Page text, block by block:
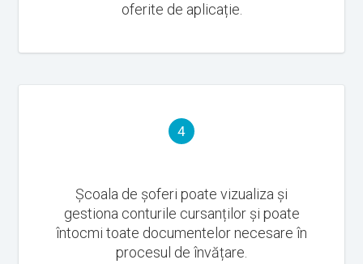
oferite de aplicație.
4
Școala de șoferi poate vizualiza și
gestiona conturile cursanților și poate
întocmi toate documentelor necesare în
procesul de învățare.